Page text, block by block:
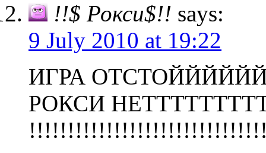
!!$ Рокси$!! says:
9 July 2010 at 19:22
ИГРА
РОКСИ